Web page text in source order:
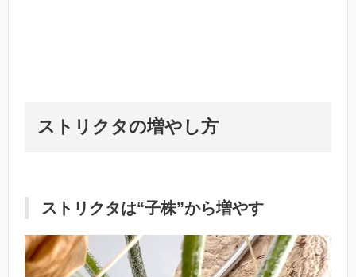
ストリクタ の増やし方
ストリクタは“子株”から増やす